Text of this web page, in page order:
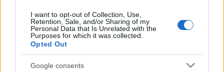
I want to opt-out of Collection, Use,
Retention, Sale, and/or Sharing of my
Personal Data that Is Unrelated with the
Purposes for which it was collected.
Opted Out
Google consents
legromlottabb a magyar fociban.Azok az újpestiek
akik megtagadják,szánalmasak.
kist